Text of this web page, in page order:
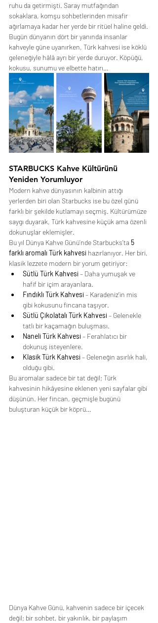
ruhu da getirmişti. Saray mutfağından
sokaklara, komşu sohbetlerinden misafir
ağırlamaya kadar her yerde bir ritüel haline geldi.
Bugün dünyanın dört bir yanında insanlar
kahveyle güne uyanırken, Türk kahvesi ise köklü
geleneğiyle hâlâ ayrı bir yerde duruyor. Köpüğü,
kokusu, sunumu ve elbette hatırı…
STARBUCKS Kahve Kültürünü
Yeniden Yorumluyor
Modern kahve dünyasının kalbinin attığı
yerlerden biri olan Starbucks ise bu özel günü
farklı bir şekilde kutlamayı seçmiş. Kültürümüze
saygı duyarak, Türk kahvesine küçük ama özenli
dokunuşlar eklemişler.
Bu yıl Dünya Kahve Günü’nde Starbucks’ta 5
farklı aromalı Türk kahvesi hazırlanıyor. Her biri,
klasik lezzete modern bir yorum getiriyor:
Sütlü Türk Kahvesi – Daha yumuşak ve
hafif bir içim arayanlara.
Fındıklı Türk Kahvesi – Karadeniz’in mis
gibi kokusunu fincana taşıyor.
Sütlü Çikolatalı Türk Kahvesi – Gelenekle
tatlı bir kaçamağın buluşması.
Naneli Türk Kahvesi – Ferahlatıcı bir
dokunuş isteyenlere.
Klasik Türk Kahvesi – Geleneğin asırlık hali,
olduğu gibi.
Bu aromalar sadece bir tat değil; Türk
kahvesinin hikâyesine eklenen yeni sayfalar gibi
düşünün. Her fincan, geçmişle bugünü
buluşturan küçük bir köprü…
Dünya Kahve Günü, kahvenin sadece bir içecek
değil; bir sohbet, bir yakınlık, bir paylaşım